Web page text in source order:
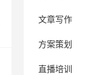
文章写作
方案策划
直播培训